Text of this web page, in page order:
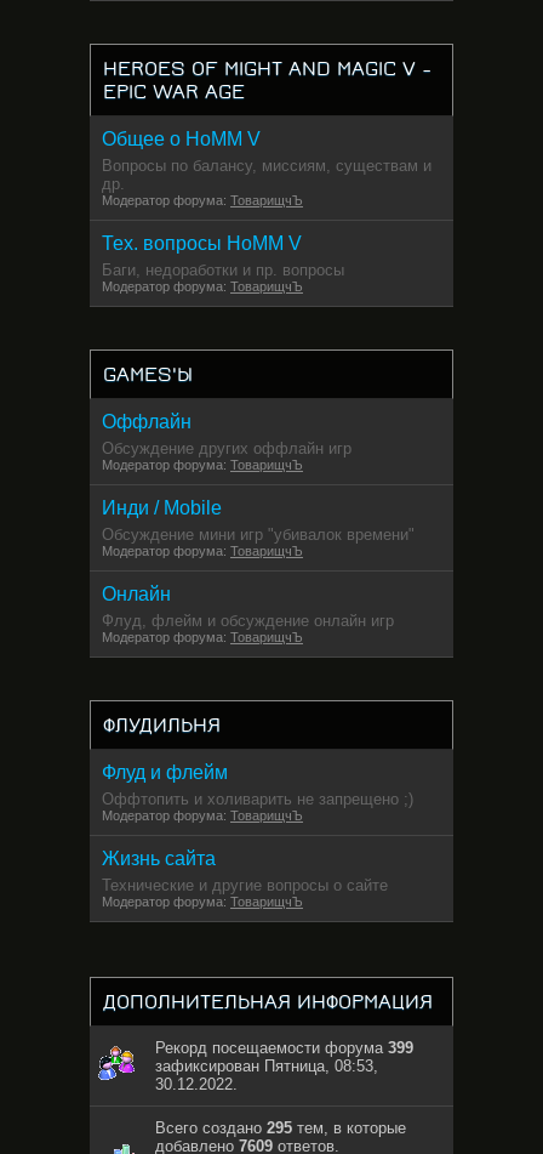
HEROES OF MIGHT AND MAGIC V -
EPIC WAR AGE
Общее о HoMM V
Вопросы по балансу, миссиям, существам и
др.
Модератор форума: ТоварищчЪ
Тех. вопросы HoMM V
Баги, недоработки и пр. вопросы
Модератор форума: ТоварищчЪ
GAMES'Ы
Оффлайн
Обсуждение других оффлайн игр
Модератор форума: ТоварищчЪ
Инди / Mobile
Обсуждение мини игр "убивалок времени"
Модератор форума: ТоварищчЪ
Онлайн
Флуд, флейм и обсуждение онлайн игр
Модератор форума: ТоварищчЪ
ФЛУДИЛЬНЯ
Флуд и флейм
Оффтопить и холиварить не запрещено ;)
Модератор форума: ТоварищчЪ
Жизнь сайта
Технические и другие вопросы о сайте
Модератор форума: ТоварищчЪ
ДОПОЛНИТЕЛЬНАЯ ИНФОРМАЦИЯ
Рекорд посещаемости форума 399
зафиксирован Пятница, 08:53,
30.12.2022.
Всего создано 295 тем, в которые
добавлено 7609 ответов.